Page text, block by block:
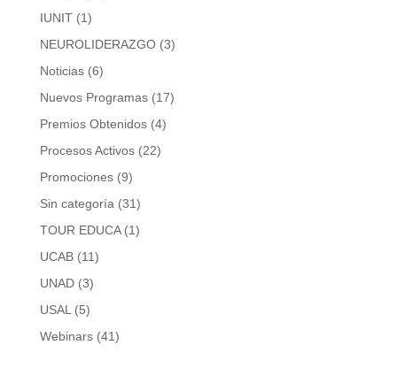
IUNIT(1)
NEUROLIDERAZGO(3)
Noticias(6)
Nuevos Programas(17)
Premios Obtenidos(4)
Procesos Activos(22)
Promociones(9)
Sin categoría (31)
TOUR EDUCA(1)
UCAB(11)
UNAD(3)
USAL (5)
Webinars(41)